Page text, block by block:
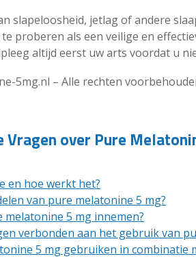
slapeloosheid, jetlag of andere
proberen als een veilige en
altijd eerst uw arts voordat u
5mg.nl – Alle rechten
over Pure
en hoe werkt het?
van pure melatonine 5 mg?
melatonine 5 mg innemen?
verbonden aan het gebruik van
5 mg gebruiken in combinatie